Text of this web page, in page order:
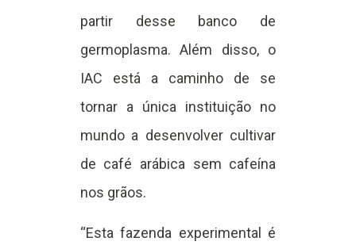
partir desse banco de
germoplasma. Além disso, o
IAC está a caminho de se
tornar a única instituição no
mundo a desenvolver cultivar
de café arábica sem cafeína
nos grãos.
“Esta fazenda experimental é